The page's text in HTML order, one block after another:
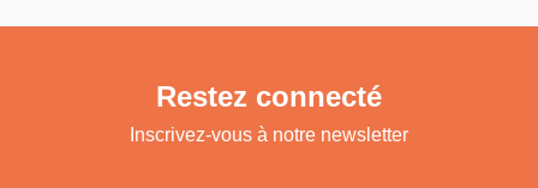
Restez connecté
Inscrivez-vous à notre newsletter